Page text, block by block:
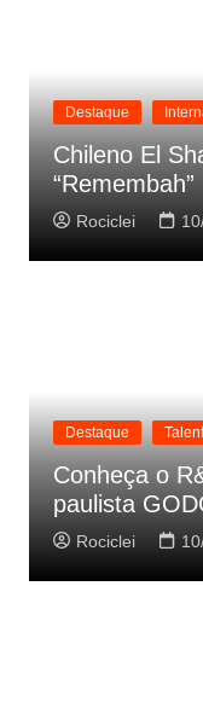
Destaque
Chileno El
“Remembah”
Rociclei
Destaque
Conheça o
paulista
Rociclei